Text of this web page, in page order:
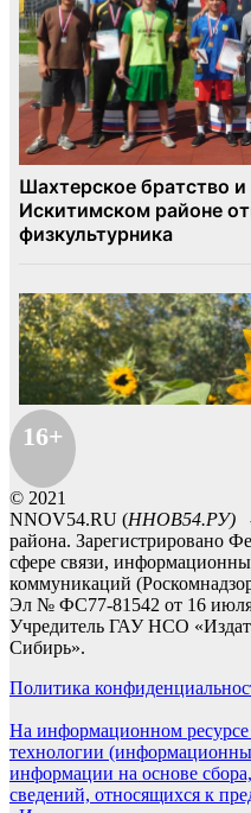
16+
© 2021
NNOV54.RU (ННОВ54.РУ)
района. Зарегистрировано
сфере связи,
коммуникаций
Эл № ФС77-81542 от 16 июля
Учредитель ГАУ НСО
Сибирь».
Политика
На информационном
технологии
информации на основе
сведений, относящихся к